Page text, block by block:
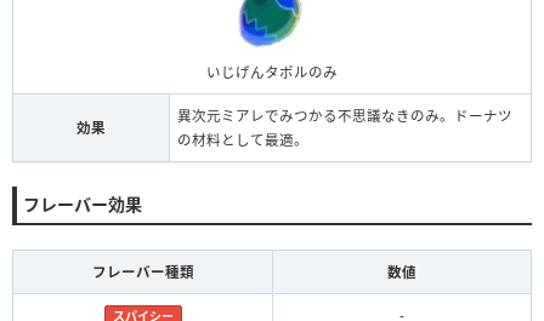
いじげんタポルのみ
効果
異次元ミアレでみつかる不思議なきのみ。ドーナツ
の材料として最適。
フレーバー効果
フレーバー種類 数値
スパイシー -